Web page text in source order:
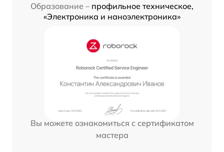
Образование – профильное техническое,
«Электроника и наноэлектроника»
Вы можете ознакомиться с сертификатом
мастера